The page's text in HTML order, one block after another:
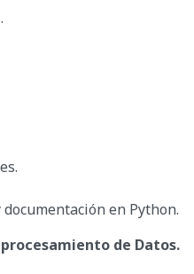
en Python.
de Datos.